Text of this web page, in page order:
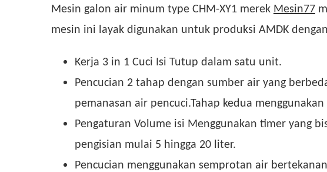
Mesin galon air minum type CHM-XY1 merek Mesin77
mesin ini layak digunakan untuk produksi AMDK
Kerja 3 in 1 Cuci Isi Tutup dalam satu unit.
Pencucian 2 tahap dengan sumber air yang
pemanasan air pencuci.Tahap kedua
Pengaturan Volume isi Menggunakan timer yang
pengisian mulai 5 hingga 20 liter.
Pencucian menggunakan semprotan air